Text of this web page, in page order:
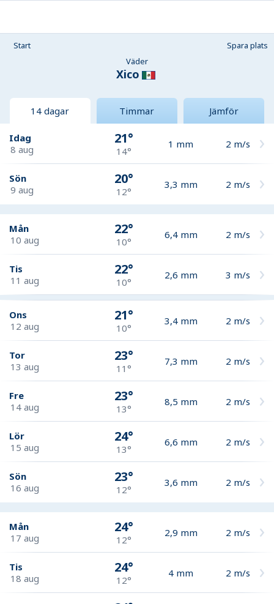
Start
Spara plats
Väder
Xico
14 dagar Timmar Jämför
Idag
8 aug
21°
14°
1 mm 2 m/s
Sön
9 aug
20°
12°
3,3 mm 2 m/s
Mån
10 aug
22°
10°
6,4 mm 2 m/s
Tis
11 aug
22°
10°
2,6 mm 3 m/s
Ons
12 aug
21°
10°
3,4 mm 2 m/s
Tor
13 aug
23°
11°
7,3 mm 2 m/s
Fre
14 aug
23°
13°
8,5 mm 2 m/s
Lör
15 aug
24°
13°
6,6 mm 2 m/s
Sön
16 aug
23°
12°
3,6 mm 2 m/s
Mån
17 aug
24°
12°
2,9 mm 2 m/s
Tis
18 aug
24°
12°
4 mm 2 m/s